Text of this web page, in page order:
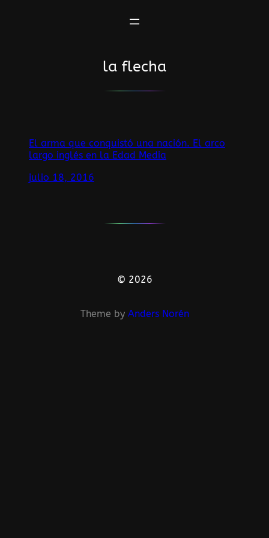
la flecha
El arma que conquistó una nación. El arco
largo inglés en la Edad Media
julio 18, 2016
© 2026
Theme by Anders Norén